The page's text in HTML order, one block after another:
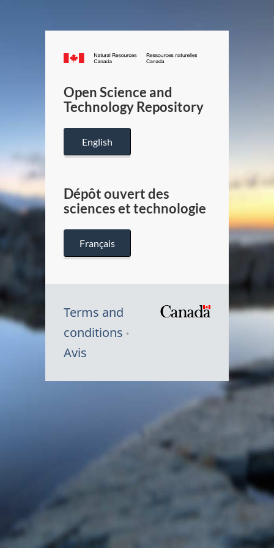
Canada.ca
/
Canada
Open Science and
Technology Repository
English
Dépôt ouvert des
sciences et technologie
Français
Terms and
conditions
Avis
du